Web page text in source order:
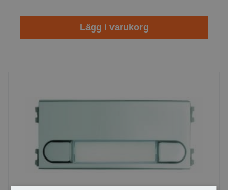
Lägg i varukorg